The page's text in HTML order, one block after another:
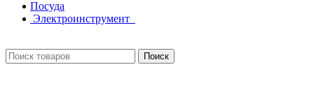
Посуда
Электроинструмент
Поиск